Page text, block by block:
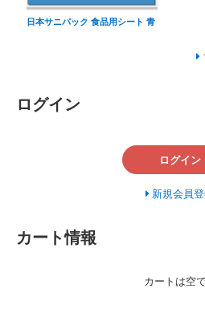
日本サニパック 食品用シート 青
ログイン
ログイン
新規会員
カート情報
カートは空